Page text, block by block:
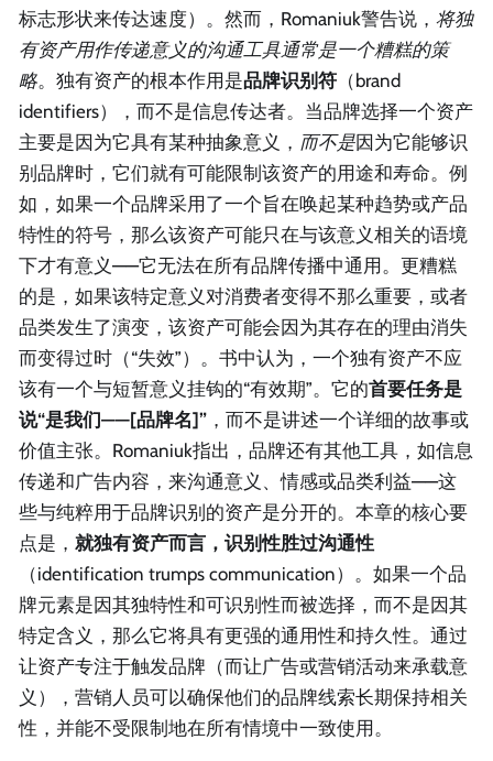
标志形状来传达速度）。然而，Romaniuk警告说， 将独
有资产用作传递意义的沟通工具通常是一个糟糕的策
略。独有资产的根本作用是品牌识别符 （brand
identifiers），而不是信息传达者。当品牌选择一个资产
主要是因为它具有某种抽象意义， 而不是因为它能够识
别品牌时，它们就有可能限制该资产的用途和寿命。例
如，如果一个品牌采用了一个旨在唤起某种趋势或产品
特性的符号，那么该资产可能只在与该意义相关的语境
下才有意义——它无法在所有品牌传播中通用。更糟糕
的是，如果该特定意义对消费者变得不那么重要，或者
品类发生了演变，该资产可能会因为其存在的理由消失
而变得过时（“失效”）。书中认为，一个独有资产不应
该有一个与短暂意义挂钩的“有效期”。它的首要任务是
说“是我们——[品牌名]” ，而不是讲述一个详细的故事或
价值主张。Romaniuk指出，品牌还有其他工具，如信息
传递和广告内容，来沟通意义、情感或品类利益——这
些与纯粹用于品牌识别的资产是分开的。本章的核心要
点是， 就独有资产而言，识别性胜过沟通性
（identification trumps communication）。如果一个品
牌元素是因其独特性和可识别性而被选择，而不是因其
特定含义，那么它将具有更强的通用性和持久性。通过
让资产专注于触发品牌（而让广告或营销活动来承载意
义），营销人员可以确保他们的品牌线索长期保持相关
性，并能不受限制地在所有情境中一致使用。